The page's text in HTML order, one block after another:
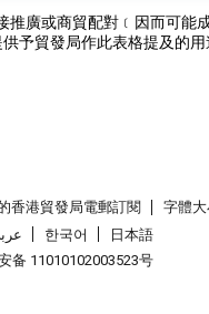
廣或商貿配對﹝因而可能
予貿發局作此表格提及的用
香港貿發局電郵訂閱
字體
한국어
日本語
备 11010102003523号